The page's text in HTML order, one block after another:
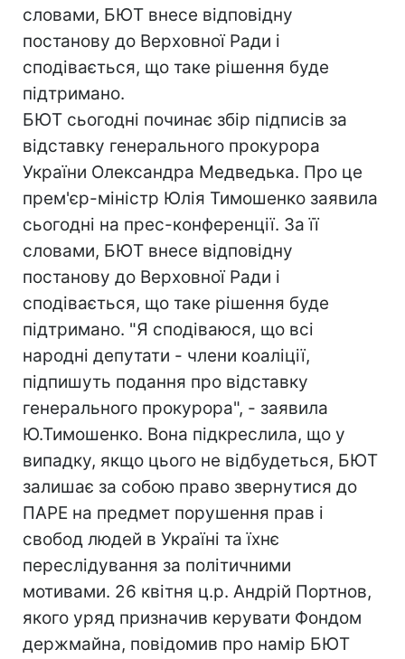
словами, БЮТ внесе відповідну
постанову до Верховної Ради і
сподівається, що таке рішення буде
підтримано.
БЮТ сьогодні починає збір підписів за
відставку генерального прокурора
України Олександра Медведька. Про це
прем'єр-міністр Юлія Тимошенко заявила
сьогодні на прес-конференції. За її
словами, БЮТ внесе відповідну
постанову до Верховної Ради і
сподівається, що таке рішення буде
підтримано. "Я сподіваюся, що всі
народні депутати - члени коаліції,
підпишуть подання про відставку
генерального прокурора", - заявила
Ю.Тимошенко. Вона підкреслила, що у
випадку, якщо цього не відбудеться, БЮТ
залишає за собою право звернутися до
ПАРЕ на предмет порушення прав і
свобод людей в Україні та їхнє
переслідування за політичними
мотивами. 26 квітня ц.р. Андрій Портнов,
якого уряд призначив керувати Фондом
держмайна, повідомив про намір БЮТ